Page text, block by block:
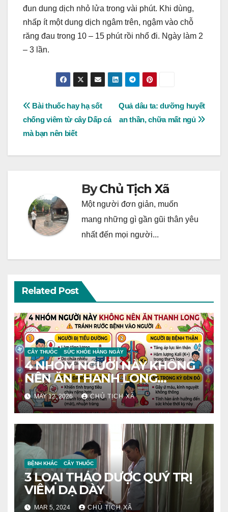
đun dung dịch nhỏ lửa trong vài phút. Khi dùng,
nhấp ít một dung dịch ngâm trên, ngậm vào chỗ
răng đau trong 10 – 15 phút rồi nhổ đi. Ngày làm 2
– 3 lần.
Post
navigation
Quả dâu ta: dưỡng huyết
an thần, chữa mất ngủ
Bài thuốc hay hạ sốt
chống viêm từ cây Dấp cá
mà bạn nên biết
ByChủ Tịch Xã
Một người đơn giản, muốn
mang những gì gần gũi thân yêu
nhất đến mọi người...
Related Post
CÂY THUỐC SỨC KHỎE HÀNG NGÀY
4 NHÓM NGƯỜI NÀY KHÔNG
NÊN ĂN THANH LONG
TRÁNH RƯỚC BỆNH VÀO
NGƯỜI
MAY 12, 2026 CHỦ TỊCH XÃ
BỆNH KHÁC CÂY THUỐC
3 LOẠI THẢO DƯỢC QUÝ TRỊ
VIÊM DẠ DÀY
MAR 5, 2024 CHỦ TỊCH XÃ